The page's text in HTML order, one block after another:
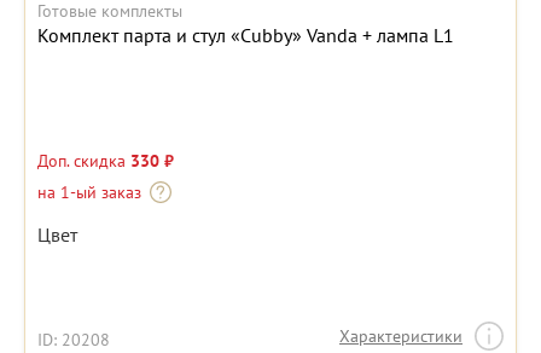
Готовые комплекты
Комплект парта и стул «Cubby» Vanda + лампа L1
Доп. скидка 330 ₽
на 1-ый заказ
Цвет
ID: 20208 Характеристики